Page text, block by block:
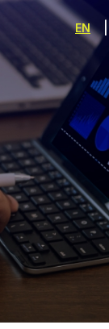
EN